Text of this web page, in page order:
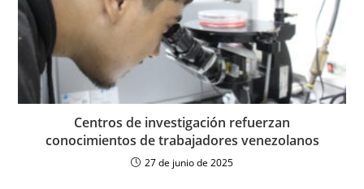
Centros de investigación refuerzan
conocimientos de trabajadores venezolanos
27 de junio de 2025